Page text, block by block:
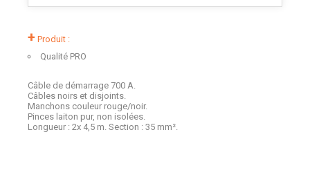
+ Produit :
Qualité PRO
Câble de démarrage 700 A.
Câbles noirs et disjoints.
Manchons couleur rouge/noir.
Pinces laiton pur, non isolées.
Longueur : 2x 4,5 m. Section : 35 mm².